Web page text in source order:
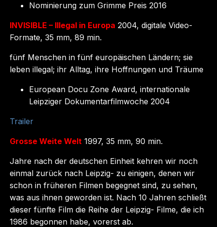
Nominierung zum Grimme Preis 2016
INVISIBLE – Illegal in Europa 2004, digitale Video-
Formate, 35 mm, 89 min.
fünf Menschen in fünf europäischen Ländern; sie
leben illegal; ihr Alltag, ihre Hoffnungen und Träume
European Docu Zone Award, internationale
Leipziger Dokumentarfilmwoche 2004
Trailer
Grosse Weite Welt 1997, 35 mm, 90 min.
Jahre nach der deutschen Einheit kehren wir noch
einmal zurück nach Leipzig- zu einigen, denen wir
schon in früheren Filmen begegnet sind, zu sehen,
was aus ihnen geworden ist. Nach 10 Jahren schließt
dieser fünfte Film die Reihe der Leipzig- Filme, die ich
1986 begonnen habe, vorerst ab.